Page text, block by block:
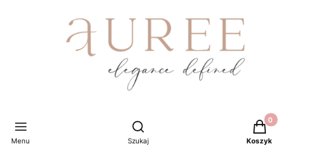
Menu
Otwórz wyszukiwarkę
Szukaj
Produkty w
Koszyk